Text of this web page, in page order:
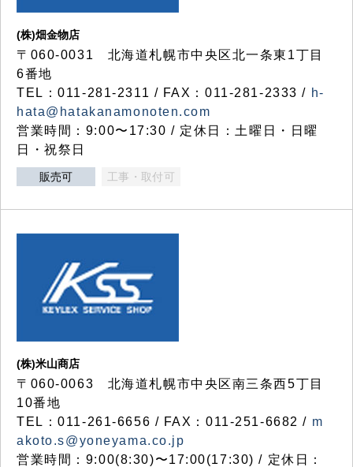
(株)畑金物店
〒060-0031 北海道札幌市中央区北一条東1丁目
6番地
TEL：011-281-2311 / FAX：011-281-2333 / h-
hata@hatakanamonoten.com
営業時間：9:00〜17:30 / 定休日：土曜日・日曜
日・祝祭日
販売可 工事・取付可
(株)米山商店
〒060-0063 北海道札幌市中央区南三条西5丁目
10番地
TEL：011-261-6656 / FAX：011-251-6682 / m
akoto.s@yoneyama.co.jp
営業時間：9:00(8:30)〜17:00(17:30) / 定休日：